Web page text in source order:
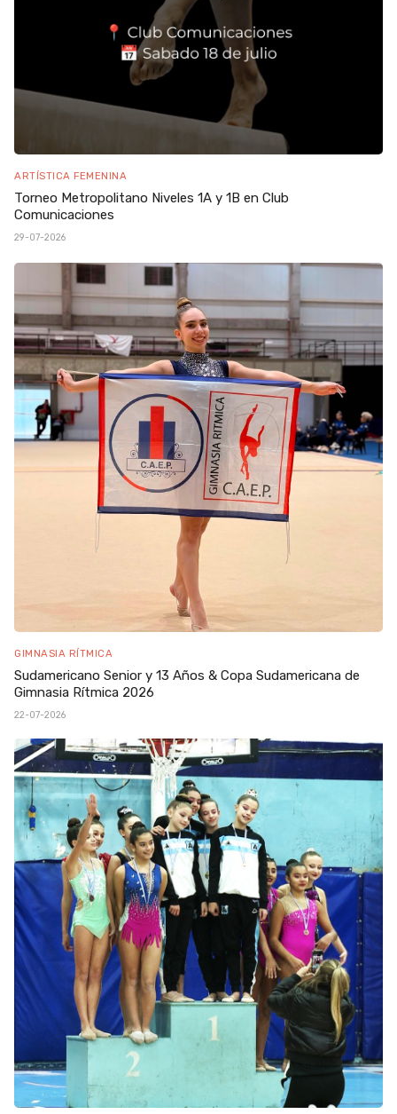
ARTÍSTICA FEMENINA
Torneo Metropolitano Niveles 1A y 1B en Club
Comunicaciones
29-07-2026
GIMNASIA RÍTMICA
Sudamericano Senior y 13 Años & Copa Sudamericana de
Gimnasia Rítmica 2026
22-07-2026